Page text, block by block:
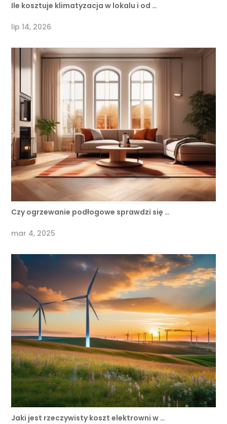
Ile kosztuje klimatyzacja w lokalu i od …
lip 14, 2026
Czy ogrzewanie podłogowe sprawdzi się …
mar 4, 2025
Jaki jest rzeczywisty koszt elektrowni w …